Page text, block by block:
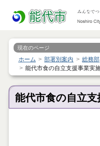
現在のページ
ホーム 部署別案内 総務部
能代市食の自立支援事業実
能代市食の自立支